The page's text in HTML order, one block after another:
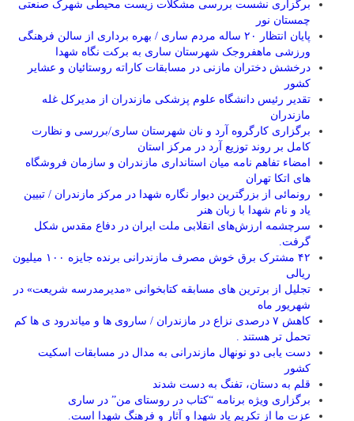
برگزاری نشست بررسی مشکلات زیست محیطی شهرک صنعتی
چمستان نور
پایان انتظار ۲۰ ساله مردم ساری / بهره برداری از سالن فرهنگی
ورزشی ماهفروجک شهرستان ساری به برکت نگاه شهدا
درخشش دختران مازنی در مسابقات کاراته روستائیان و عشایر
کشور
تقدیر رئیس دانشگاه علوم پزشکی مازندران از مدیرکل غله
مازندران
برگزاری کارگروه آرد و نان شهرستان ساری/بررسی و نظارت
کامل بر روند توزیع آرد در مرکز استان
امضاء تفاهم نامه میان استانداری مازندران و سازمان فروشگاه
های اتکا تهران
رونمائی از بزرگترین دیوار نگاره شهدا در مرکز مازندران / تبیین
یاد و نام شهدا با زبان هنر
سرچشمه ارزش‌های انقلابی ملت ایران در دفاع مقدس شکل
گرفت.
۴۲ مشترک برق خوش مصرف مازندرانی برنده جایزه ۱۰۰ میلیون
ریالی
تجلیل از برترین های مسابقه کتابخوانی «مدیرمدرسه شریعت» در
شهریور ماه
کاهش ۷ درصدی نزاع در مازندران / ساروی ها و میاندرود ی ها کم
تحمل تر هستند‌ .
دست یابی دو نونهال مازندرانی به مدال در مسابقات اسکیت
کشور
قلم به دستان، تفنگ به دست شدند
برگزاری ویژه برنامه “کتاب در روستای من” در ساری
عزت ما از تکریم یاد شهدا و آثار و فرهنگ شهدا است.